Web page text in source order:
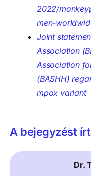
2022/
men-
Joint
Association
Association
(BASHH)
mpox variant
A bejegyzést
Dr.